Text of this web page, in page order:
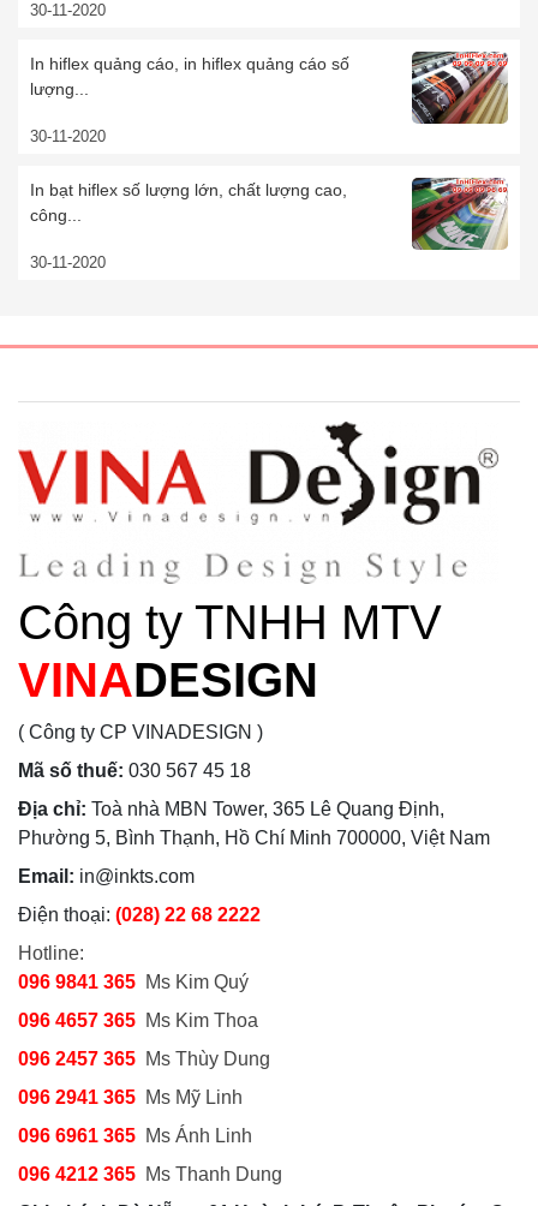
30-11-2020
In hiflex quảng cáo, in hiflex quảng cáo số
lượng...
30-11-2020
In bạt hiflex số lượng lớn, chất lượng cao,
công...
30-11-2020
Công ty TNHH MTV
VINADESIGN
( Công ty CP VINADESIGN )
Mã số thuế: 030 567 45 18
Địa chỉ: Toà nhà MBN Tower, 365 Lê Quang Định,
Phường 5, Bình Thạnh, Hồ Chí Minh 700000, Việt Nam
Email: in@inkts.com
Điện thoại: (028) 22 68 2222
Hotline:
096 9841 365 Ms Kim Quý
096 4657 365 Ms Kim Thoa
096 2457 365 Ms Thùy Dung
096 2941 365 Ms Mỹ Linh
096 6961 365 Ms Ánh Linh
096 4212 365 Ms Thanh Dung